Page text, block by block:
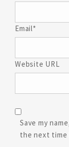
Email*
Website URL
Save my
the next time